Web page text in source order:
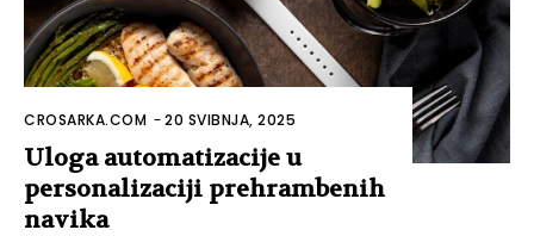
CROSARKA.COM -20 SVIBNJA, 2025
Uloga automatizacije u
personalizaciji prehrambenih
navika